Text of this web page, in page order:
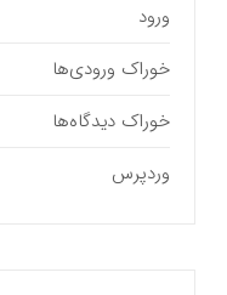
ورود
خوراک ورودی‌ها
خوراک دیدگاه‌ها
وردپرس